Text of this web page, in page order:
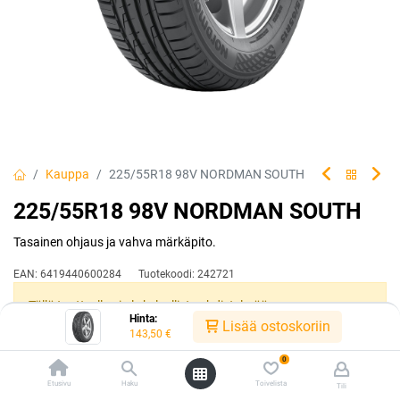
Hinta:
143,50 € Lisää ostoskoriin
Etusivu Haku
0
Toivelista Tili
Kauppa 225/55R18 98V NORDMAN SOUTH
225/55R18 98V NORDMAN SOUTH
Tasainen ohjaus ja vahva märkäpito.
EAN: 6419440600284 Tuotekoodi: 242721
Tällä tuotteella ei ole kelvollista yhdistelmää.